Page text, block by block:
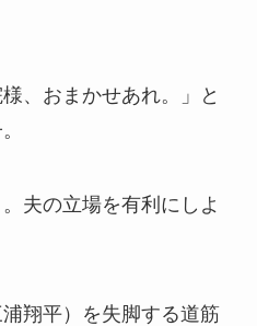
、おまかせあれ。」と
夫の立場を有利にしよ
翔平）を失脚する道筋